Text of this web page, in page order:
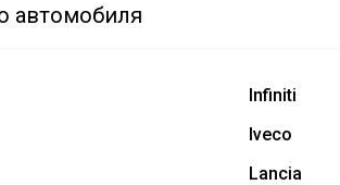
автомобиля
Infiniti
Iveco
Lancia